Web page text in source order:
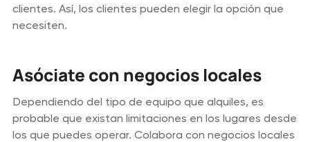
clientes. Así, los clientes pueden elegir la opción que
necesiten.
Asóciate con negocios locales
Dependiendo del tipo de equipo que alquiles, es
probable que existan limitaciones en los lugares desde
los que puedes operar. Colabora con negocios locales